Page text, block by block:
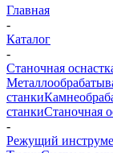
Главная
-
Каталог
-
Станочная
станки
станкиСтаночная
-
Режущий